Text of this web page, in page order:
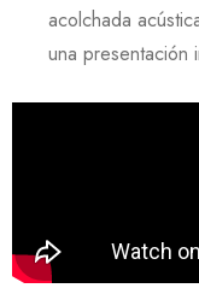
acolchada
una presentación